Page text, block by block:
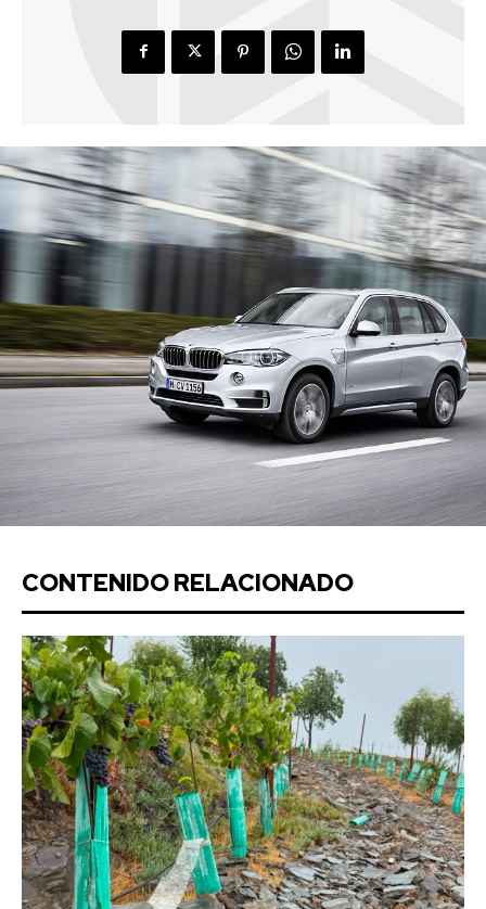
CONTENIDO RELACIONADO